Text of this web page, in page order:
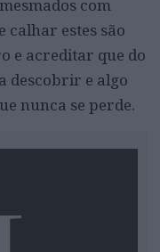
com
calhar estes são
e acreditar que do
descobrir e algo
nunca se perde.